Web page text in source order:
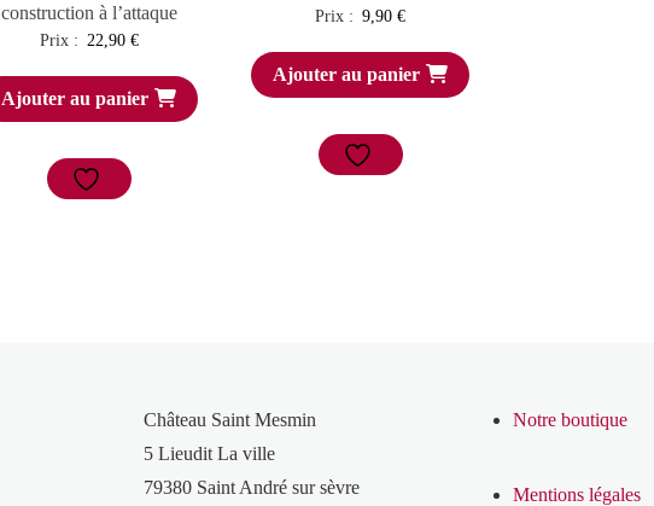
construction à l’attaque
Prix : 22,90 €
Ajouter au panier
Prix : 9,90€
Ajouter au panier
Château Saint Mesmin
5 Lieudit La ville
79380 Saint André sur sèvre
Notre boutique
Mentions légales